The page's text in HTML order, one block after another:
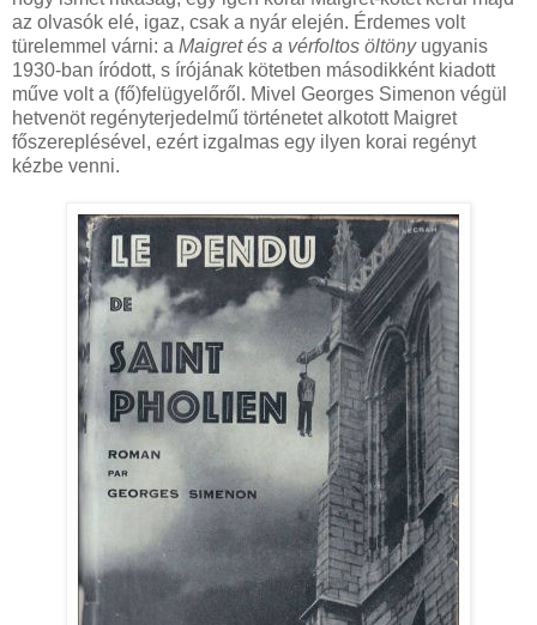
az olvasók elé, igaz, csak a nyár elején. Érdemes volt
türelemmel várni: a Maigret és a vérfoltos öltöny ugyanis
1930-ban íródott, s írójának kötetben másodikként kiadott
műve volt a (fő)felügyelőről. Mivel Georges Simenon végül
hetvenöt regényterjedelmű történetet alkotott Maigret
főszereplésével, ezért izgalmas egy ilyen korai regényt
kézbe venni.